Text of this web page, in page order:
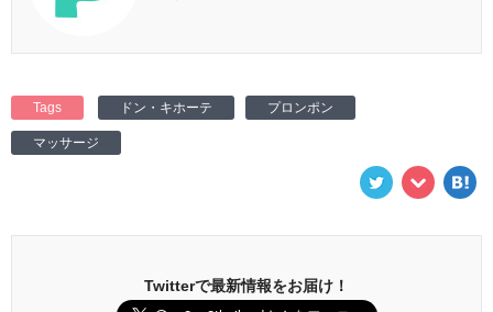
Tags ドン・キホーテ プロンポン
マッサージ
Twitterで最新情報をお届け！